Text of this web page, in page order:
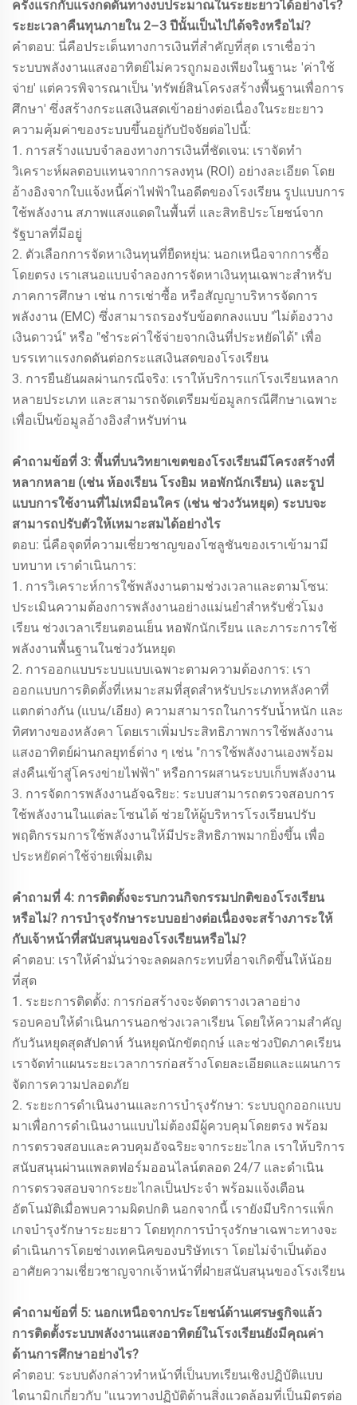
ครั้งแรกกับแรงกดดันทางงบประมาณในระยะยาวได้อย่างไร?
ระยะเวลาคืนทุนภายใน 2–3 ปีนั้นเป็นไปได้จริงหรือไม่?
คำตอบ: นี่คือประเด็นทางการเงินที่สำคัญที่สุด เราเชื่อว่า
ระบบพลังงานแสงอาทิตย์ไม่ควรถูกมองเพียงในฐานะ 'ค่าใช้
จ่าย' แต่ควรพิจารณาเป็น 'ทรัพย์สินโครงสร้างพื้นฐานเพื่อการ
ศึกษา' ซึ่งสร้างกระแสเงินสดเข้าอย่างต่อเนื่องในระยะยาว
ความคุ้มค่าของระบบขึ้นอยู่กับปัจจัยต่อไปนี้:
1. การสร้างแบบจำลองทางการเงินที่ชัดเจน: เราจัดทำ
วิเคราะห์ผลตอบแทนจากการลงทุน (ROI) อย่างละเอียด โดย
อ้างอิงจากใบแจ้งหนี้ค่าไฟฟ้าในอดีตของโรงเรียน รูปแบบการ
ใช้พลังงาน สภาพแสงแดดในพื้นที่ และสิทธิประโยชน์จาก
รัฐบาลที่มีอยู่
2. ตัวเลือกการจัดหาเงินทุนที่ยืดหยุ่น: นอกเหนือจากการซื้อ
โดยตรง เราเสนอแบบจำลองการจัดหาเงินทุนเฉพาะสำหรับ
ภาคการศึกษา เช่น การเช่าซื้อ หรือสัญญาบริหารจัดการ
พลังงาน (EMC) ซึ่งสามารถรองรับข้อตกลงแบบ "ไม่ต้องวาง
เงินดาวน์" หรือ "ชำระค่าใช้จ่ายจากเงินที่ประหยัดได้" เพื่อ
บรรเทาแรงกดดันต่อกระแสเงินสดของโรงเรียน
3. การยืนยันผลผ่านกรณีจริง: เราให้บริการแก่โรงเรียนหลาก
หลายประเภท และสามารถจัดเตรียมข้อมูลกรณีศึกษาเฉพาะ
เพื่อเป็นข้อมูลอ้างอิงสำหรับท่าน
คำถามข้อที่ 3: พื้นที่บนวิทยาเขตของโรงเรียนมีโครงสร้างที่
หลากหลาย (เช่น ห้องเรียน โรงยิม หอพักนักเรียน) และรูป
แบบการใช้งานที่ไม่เหมือนใคร (เช่น ช่วงวันหยุด) ระบบจะ
สามารถปรับตัวให้เหมาะสมได้อย่างไร
ตอบ: นี่คือจุดที่ความเชี่ยวชาญของโซลูชันของเราเข้ามามี
บทบาท เราดำเนินการ:
1. การวิเคราะห์การใช้พลังงานตามช่วงเวลาและตามโซน:
ประเมินความต้องการพลังงานอย่างแม่นยำสำหรับชั่วโมง
เรียน ช่วงเวลาเรียนตอนเย็น หอพักนักเรียน และภาระการใช้
พลังงานพื้นฐานในช่วงวันหยุด
2. การออกแบบระบบแบบเฉพาะตามความต้องการ: เรา
ออกแบบการติดตั้งที่เหมาะสมที่สุดสำหรับประเภทหลังคาที่
แตกต่างกัน (แบน/เอียง) ความสามารถในการรับน้ำหนัก และ
ทิศทางของหลังคา โดยเราเพิ่มประสิทธิภาพการใช้พลังงาน
แสงอาทิตย์ผ่านกลยุทธ์ต่าง ๆ เช่น "การใช้พลังงานเองพร้อม
ส่งคืนเข้าสู่โครงข่ายไฟฟ้า" หรือการผสานระบบเก็บพลังงาน
3. การจัดการพลังงานอัจฉริยะ: ระบบสามารถตรวจสอบการ
ใช้พลังงานในแต่ละโซนได้ ช่วยให้ผู้บริหารโรงเรียนปรับ
พฤติกรรมการใช้พลังงานให้มีประสิทธิภาพมากยิ่งขึ้น เพื่อ
ประหยัดค่าใช้จ่ายเพิ่มเติม
คำถามที่ 4: การติดตั้งจะรบกวนกิจกรรมปกติของโรงเรียน
หรือไม่? การบำรุงรักษาระบบอย่างต่อเนื่องจะสร้างภาระให้
กับเจ้าหน้าที่สนับสนุนของโรงเรียนหรือไม่?
คำตอบ: เราให้คำมั่นว่าจะลดผลกระทบที่อาจเกิดขึ้นให้น้อย
ที่สุด
1. ระยะการติดตั้ง: การก่อสร้างจะจัดตารางเวลาอย่าง
รอบคอบให้ดำเนินการนอกช่วงเวลาเรียน โดยให้ความสำคัญ
กับวันหยุดสุดสัปดาห์ วันหยุดนักขัตฤกษ์ และช่วงปิดภาคเรียน
เราจัดทำแผนระยะเวลาการก่อสร้างโดยละเอียดและแผนการ
จัดการความปลอดภัย
2. ระยะการดำเนินงานและการบำรุงรักษา: ระบบถูกออกแบบ
มาเพื่อการดำเนินงานแบบไม่ต้องมีผู้ควบคุมโดยตรง พร้อม
การตรวจสอบและควบคุมอัจฉริยะจากระยะไกล เราให้บริการ
สนับสนุนผ่านแพลตฟอร์มออนไลน์ตลอด 24/7 และดำเนิน
การตรวจสอบจากระยะไกลเป็นประจำ พร้อมแจ้งเตือน
อัตโนมัติเมื่อพบความผิดปกติ นอกจากนี้ เรายังมีบริการแพ็ก
เกจบำรุงรักษาระยะยาว โดยทุกการบำรุงรักษาเฉพาะทางจะ
ดำเนินการโดยช่างเทคนิคของบริษัทเรา โดยไม่จำเป็นต้อง
อาศัยความเชี่ยวชาญจากเจ้าหน้าที่ฝ่ายสนับสนุนของโรงเรียน
คำถามข้อที่ 5: นอกเหนือจากประโยชน์ด้านเศรษฐกิจแล้ว
การติดตั้งระบบพลังงานแสงอาทิตย์ในโรงเรียนยังมีคุณค่า
ด้านการศึกษาอย่างไร?
คำตอบ: ระบบดังกล่าวทำหน้าที่เป็นบทเรียนเชิงปฏิบัติแบบ
ไดนามิกเกี่ยวกับ "แนวทางปฏิบัติด้านสิ่งแวดล้อมที่เป็นมิตรต่อ